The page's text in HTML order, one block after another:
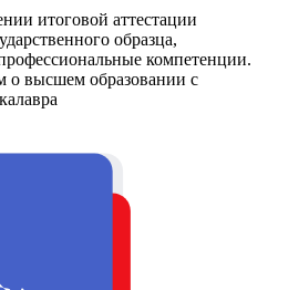
итоговой аттестации
образца,
компетенции.
о высшем образовании с